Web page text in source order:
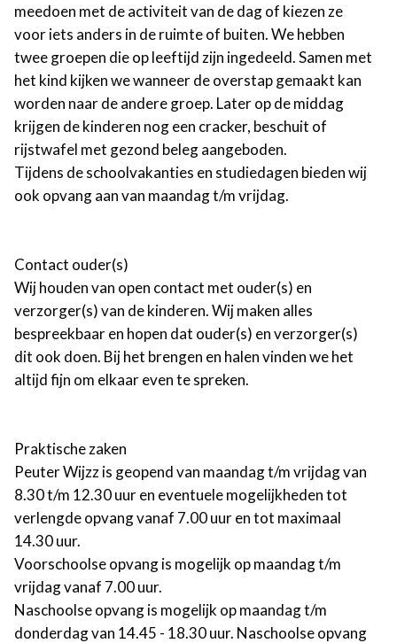
meedoen met de activiteit van de dag of kiezen ze
voor iets anders in de ruimte of buiten. We hebben
twee groepen die op leeftijd zijn ingedeeld. Samen met
het kind kijken we wanneer de overstap gemaakt kan
worden naar de andere groep. Later op de middag
krijgen de kinderen nog een cracker, beschuit of
rijstwafel met gezond beleg aangeboden.
Tijdens de schoolvakanties en studiedagen bieden wij
ook opvang aan van maandag t/m vrijdag.
Contact ouder(s)
Wij houden van open contact met ouder(s) en
verzorger(s) van de kinderen. Wij maken alles
bespreekbaar en hopen dat ouder(s) en verzorger(s)
dit ook doen. Bij het brengen en halen vinden we het
altijd fijn om elkaar even te spreken.
Praktische zaken
Peuter Wijzz is geopend van maandag t/m vrijdag van
8.30 t/m 12.30 uur en eventuele mogelijkheden tot
verlengde opvang vanaf 7.00 uur en tot maximaal
14.30 uur.
Voorschoolse opvang is mogelijk op maandag t/m
vrijdag vanaf 7.00 uur.
Naschoolse opvang is mogelijk op maandag t/m
donderdag van 14.45 - 18.30 uur. Naschoolse opvang